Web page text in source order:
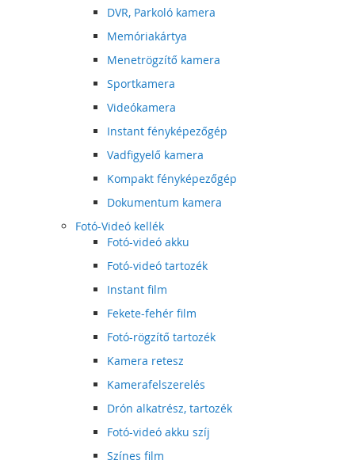
DVR, Parkoló kamera
Memóriakártya
Menetrögzítő kamera
Sportkamera
Videókamera
Instant fényképezőgép
Vadfigyelő kamera
Kompakt fényképezőgép
Dokumentum kamera
Fotó-Videó kellék
Fotó-videó akku
Fotó-videó tartozék
Instant film
Fekete-fehér film
Fotó-rögzítő tartozék
Kamera retesz
Kamerafelszerelés
Drón alkatrész, tartozék
Fotó-videó akku szíj
Színes film